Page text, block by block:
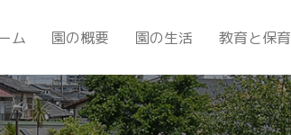
ム 園の概要 園の生活 教育と保育